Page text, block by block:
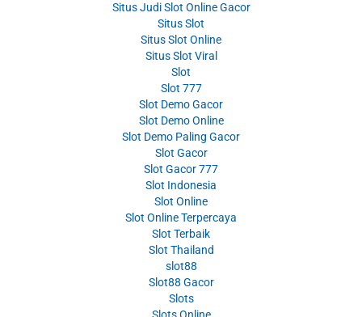
Situs Judi Slot Online Gacor
Situs Slot
Situs Slot Online
Situs Slot Viral
Slot
Slot 777
Slot Demo Gacor
Slot Demo Online
Slot Demo Paling Gacor
Slot Gacor
Slot Gacor 777
Slot Indonesia
Slot Online
Slot Online Terpercaya
Slot Terbaik
Slot Thailand
slot88
Slot88 Gacor
Slots